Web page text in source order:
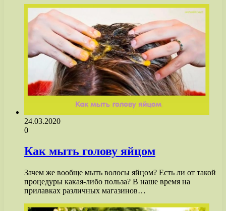
24.03.2020
0
Как мыть голову яйцом
Зачем же вообще мыть волосы яйцом? Есть ли от такой
процедуры какая-либо польза? В наше время на
прилавках различных магазинов…